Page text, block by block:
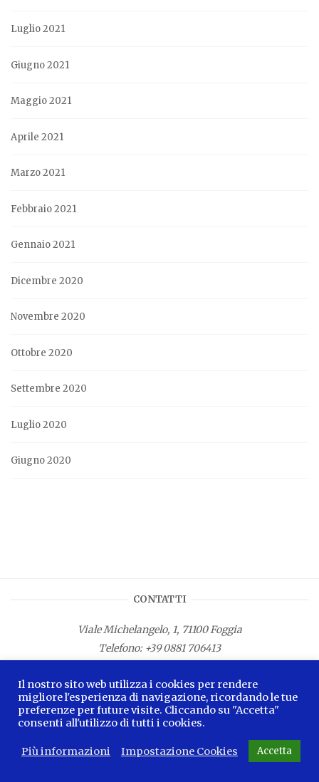
Luglio 2021
Giugno 2021
Maggio 2021
Aprile 2021
Marzo 2021
Febbraio 2021
Gennaio 2021
Dicembre 2020
Novembre 2020
Ottobre 2020
Settembre 2020
Luglio 2020
Giugno 2020
CONTATTI
Viale Michelangelo, 1, 71100 Foggia
Telefono: +39 0881 706413
E-mail:info.lamagnacapitana@regione.puglia.it
Il nostro sito web utilizza i cookies per rendere
migliore l'esperienza di navigazione, ricordando le tue
preferenze per future visite. Cliccando su "Accetta"
consenti all'utilizzo di tutti i cookies.
Più informazioni Impostazione Cookies Accetta